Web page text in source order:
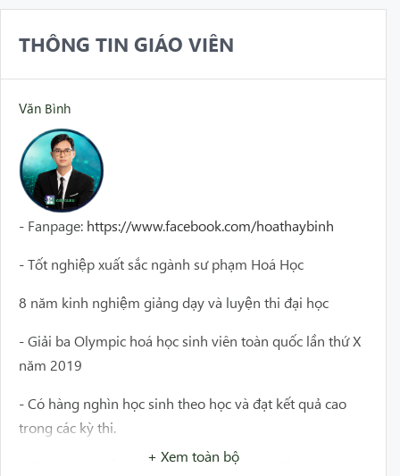
THÔNG TIN GIÁO VIÊN
Văn Bình
- Fanpage: https://www.facebook.com/hoathaybinh
- Tốt nghiệp xuất sắc ngành sư phạm Hoá Học
8 năm kinh nghiệm giảng dạy và luyện thi đại học
- Giải ba Olympic hoá học sinh viên toàn quốc lần thứ X
năm 2019
- Có hàng nghìn học sinh theo học và đạt kết quả cao
trong các kỳ thi.
- Chuyên gia hỗ trợ học sinh mất gốc, tạo động lực cho
+ Xem toàn bộ